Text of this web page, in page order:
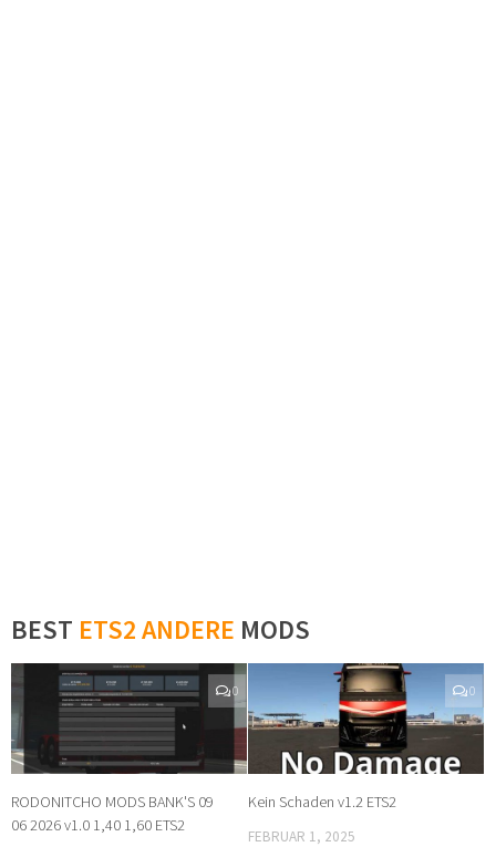
BEST ETS2 ANDERE MODS
0
RODONITCHO MODS BANK'S 09
06 2026 v1.0 1,40 1,60 ETS2
0
Kein Schaden v1.2 ETS2
FEBRUAR 1, 2025